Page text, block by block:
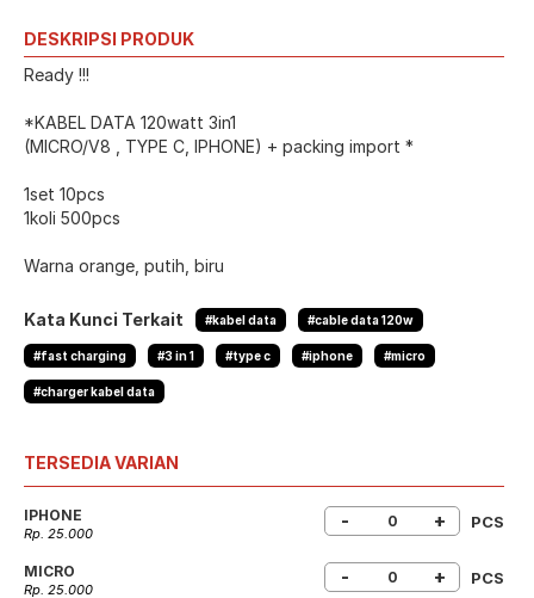
DESKRIPSI PRODUK
Ready !!!
*KABEL DATA 120watt 3in1
(MICRO/V8 , TYPE C, IPHONE) + packing import *
1set 10pcs
1koli 500pcs
Warna orange, putih, biru
Kata Kunci Terkait #kabel data #cable data 120w
#fast charging #3 in 1 #type c #iphone #micro
#charger kabel data
TERSEDIA VARIAN
IPHONE
Rp. 25.000
- + PCS
MICRO
Rp. 25.000
- + PCS